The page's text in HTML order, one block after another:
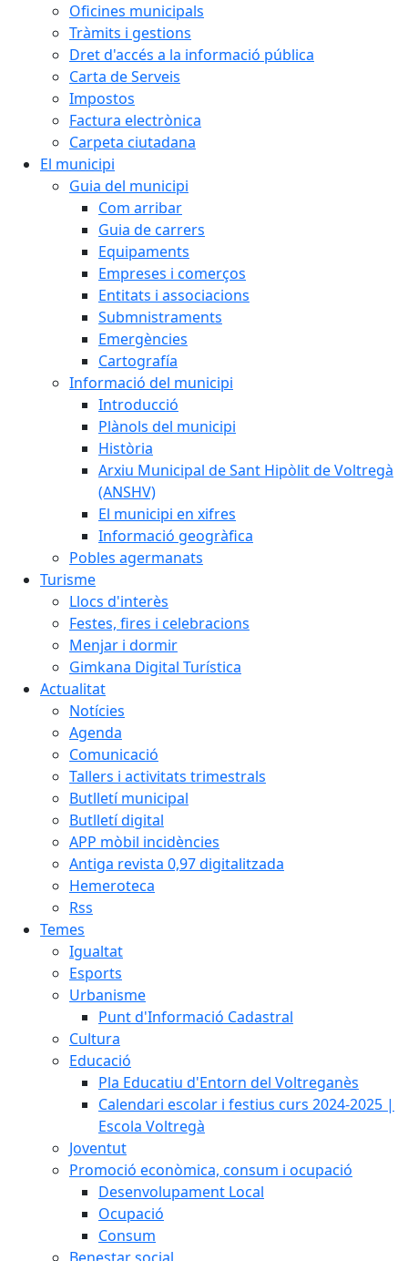
Oficines municipals
Tràmits i gestions
Dret d'accés a la informació pública
Carta de Serveis
Impostos
Factura electrònica
Carpeta ciutadana
El municipi
Guia del municipi
Com arribar
Guia de carrers
Equipaments
Empreses i comerços
Entitats i associacions
Submnistraments
Emergències
Cartografía
Informació del municipi
Introducció
Plànols del municipi
Història
Arxiu Municipal de Sant Hipòlit de Voltregà
(ANSHV)
El municipi en xifres
Informació geogràfica
Pobles agermanats
Turisme
Llocs d'interès
Festes, fires i celebracions
Menjar i dormir
Gimkana Digital Turística
Actualitat
Notícies
Agenda
Comunicació
Tallers i activitats trimestrals
Butlletí municipal
Butlletí digital
APP mòbil incidències
Antiga revista 0,97 digitalitzada
Hemeroteca
Rss
Temes
Igualtat
Esports
Urbanisme
Punt d'Informació Cadastral
Cultura
Educació
Pla Educatiu d'Entorn del Voltreganès
Calendari escolar i festius curs 2024-2025 |
Escola Voltregà
Joventut
Promoció econòmica, consum i ocupació
Desenvolupament Local
Ocupació
Consum